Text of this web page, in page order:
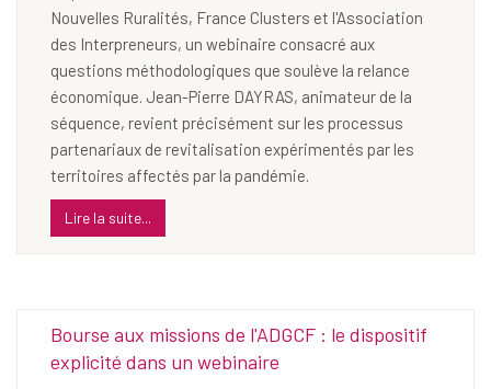
Nouvelles Ruralités, France Clusters et l'Association
des Interpreneurs, un webinaire consacré aux
questions méthodologiques que soulève la relance
économique. Jean-Pierre DAYRAS, animateur de la
séquence, revient précisément sur les processus
partenariaux de revitalisation expérimentés par les
territoires affectés par la pandémie.
Lire la suite...
Bourse aux missions de l'ADGCF : le dispositif
explicité dans un webinaire